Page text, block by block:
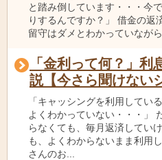
と踏み倒しています・・・今
りするんですか？」 借金の返
留守はダメとわかっていなが
「金利って何？」
説【今さら聞けない
「キャッシングを利用してい
よくわかっていない・・・」
らなくても、毎月返済してい
も、よくわからないまま利用
さんのお...